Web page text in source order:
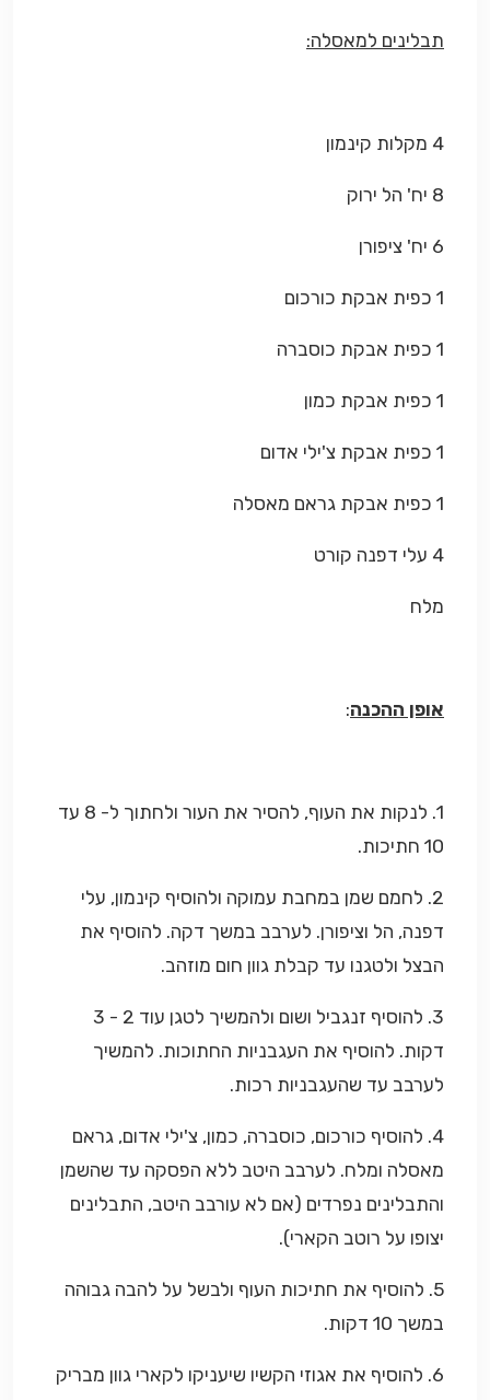
תבלינים למאסלה:
4 מקלות קינמון
8 יח' הל ירוק
6 יח' ציפורן
1 כפית אבקת כורכום
1 כפית אבקת כוסברה
1 כפית אבקת כמון
1 כפית אבקת צ'ילי אדום
1 כפית אבקת גראם מאסלה
4 עלי דפנה קורט
מלח
אופן ההכנה:
1. לנקות את העוף, להסיר את העור ולחתוך ל- 8 עד
10 חתיכות.
2. לחמם שמן במחבת עמוקה ולהוסיף קינמון, עלי
דפנה, הל וציפורן. לערבב במשך דקה. להוסיף את
הבצל ולטגנו עד קבלת גוון חום מוזהב.
3. להוסיף זנגביל ושום ולהמשיך לטגן עוד 2 - 3
דקות. להוסיף את העגבניות החתוכות. להמשיך
לערבב עד שהעגבניות רכות.
4. להוסיף כורכום, כוסברה, כמון, צ'ילי אדום, גראם
מאסלה ומלח. לערבב היטב ללא הפסקה עד שהשמן
והתבלינים נפרדים (אם לא עורבב היטב, התבלינים
יצופו על רוטב הקארי).
5. להוסיף את חתיכות העוף ולבשל על להבה גבוהה
במשך 10 דקות.
6. להוסיף את אגוזי הקשיו שיעניקו לקארי גוון מבריק